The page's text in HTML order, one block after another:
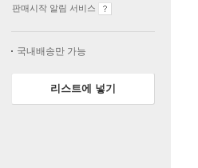
판매시작 알림 서비스
국내배송만 가능
리스트에 넣기